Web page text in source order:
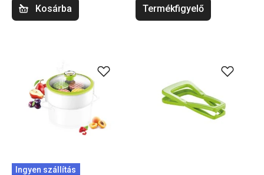
Kosárba Termékfigyelő
Ingyen szállítás